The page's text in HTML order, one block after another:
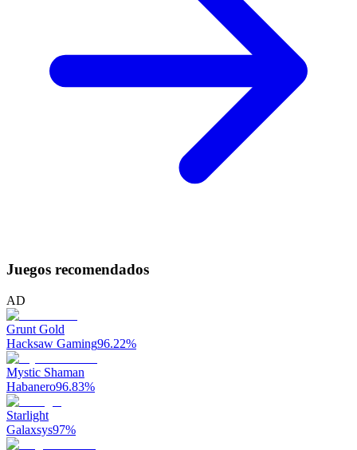
Juegos recomendados
AD
Grunt Gold
Hacksaw Gaming96.22%
Mystic Shaman
Habanero96.83%
Starlight
Galaxsys97%